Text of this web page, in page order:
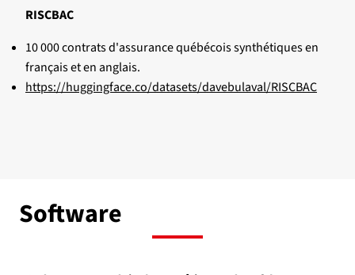
RISCBAC
10 000 contrats d'assurance québécois synthétiques en
français et en anglais.
https://huggingface.co/datasets/davebulaval/RISCBAC
Software